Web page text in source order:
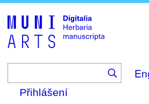
Přihlášení